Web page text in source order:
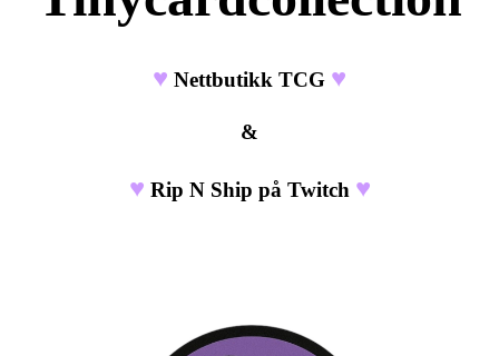
♥ Nettbutikk TCG ♥
&
♥ Rip N Ship på Twitch ♥